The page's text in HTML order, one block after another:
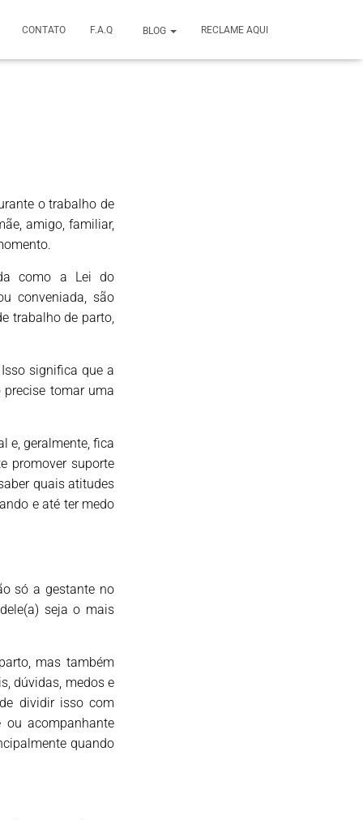
CONTATO F.A.Q BLOG RECLAME AQUI
o trabalho de
amigo, familiar,
como a Lei do
conveniada, são
trabalho de parto,
significa que a
tomar uma
e, geralmente, fica
promover suporte
quais atitudes
e até ter medo
só a gestante no
seja o mais
mas também
dúvidas, medos e
dividir isso com
acompanhante
quando